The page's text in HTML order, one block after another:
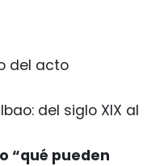
del acto
del siglo XIX al
“qué pueden